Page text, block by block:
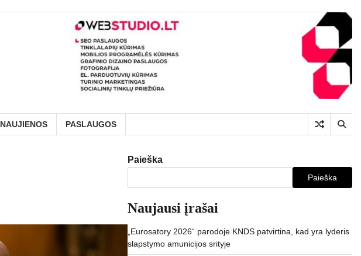
PASLAUGOS
Paieška
Paieška
Naujausi įrašai
„Eurosatory 2026“ parodoje KNDS patvirtina, kad yra lyderis
slapstymo amunicijos srityje